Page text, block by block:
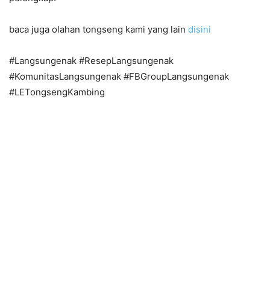
baca juga olahan tongseng kami yang lain disini
#Langsungenak #ResepLangsungenak
#KomunitasLangsungenak #FBGroupLangsungenak
#LETongsengKambing